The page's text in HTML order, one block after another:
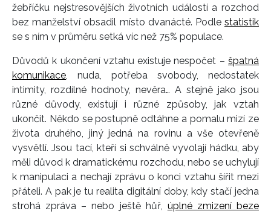
žebříčku nejstresovějších životních událostí a rozchod
bez manželství obsadil místo dvanácté. Podle statistik
se s ním v průměru setká víc než 75% populace.
Důvodů k ukončení vztahu existuje nespočet – špatná
komunikace, nuda, potřeba svobody, nedostatek
intimity, rozdílné hodnoty, nevěra… A stejně jako jsou
různé důvody, existují i různé způsoby, jak vztah
ukončit. Někdo se postupně odtáhne a pomalu mizí ze
života druhého, jiný jedná na rovinu a vše otevřeně
vysvětlí. Jsou tací, kteří si schválně vyvolají hádku, aby
měli důvod k dramatickému rozchodu, nebo se uchylují
k manipulaci a nechají zprávu o konci vztahu šířit mezi
přáteli. A pak je tu realita digitální doby, kdy stačí jedna
strohá zpráva – nebo ještě hůř, úplné zmizení beze